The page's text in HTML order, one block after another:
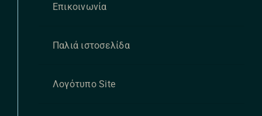
Επικοινωνία
Παλιά ιστοσελίδα
Λογότυπο Site